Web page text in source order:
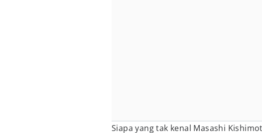
Siapa yang tak kenal Masashi